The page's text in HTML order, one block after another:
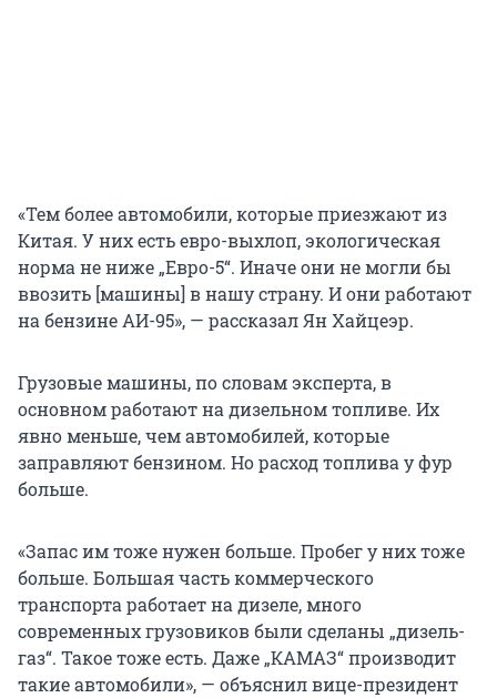
«Тем более автомобили, которые приезжают из
Китая. У них есть евро-выхлоп, экологическая
норма не ниже „Евро-5“. Иначе они не могли бы
ввозить [машины] в нашу страну. И они работают
на бензине АИ-95», — рассказал Ян Хайцеэр.
Грузовые машины, по словам эксперта, в
основном работают на дизельном топливе. Их
явно меньше, чем автомобилей, которые
заправляют бензином. Но расход топлива у фур
больше.
«Запас им тоже нужен больше. Пробег у них тоже
больше. Большая часть коммерческого
транспорта работает на дизеле, много
современных грузовиков были сделаны „дизель-
газ“. Такое тоже есть. Даже „КАМАЗ“ производит
такие автомобили», — объяснил вице-президент